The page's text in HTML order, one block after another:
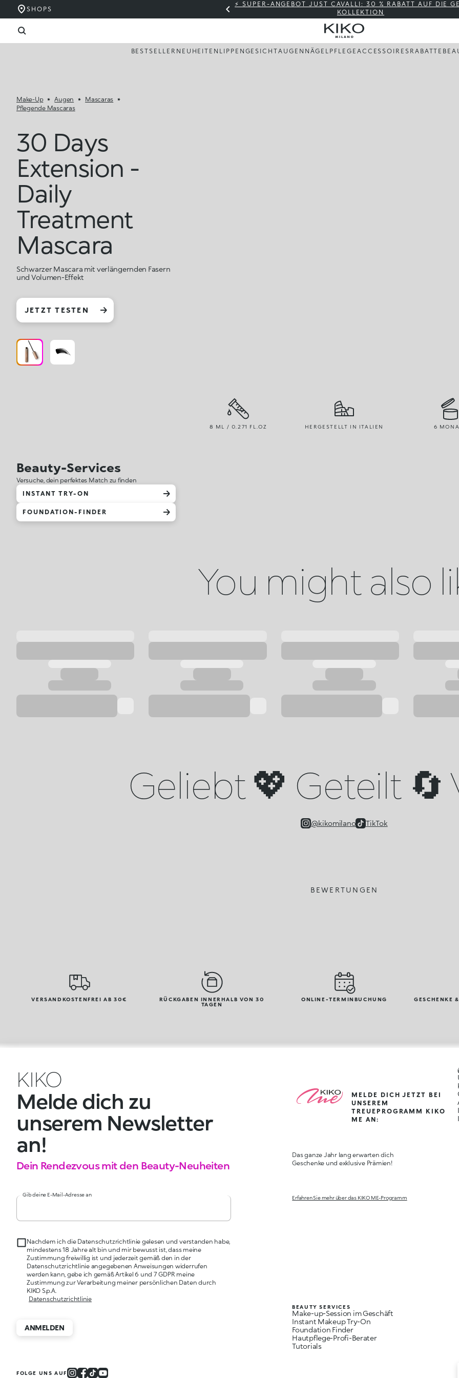
SHOPS
⚡ SUPER-ANGEBOT JUST CAVALLI: 30 % RABATT AUF DIE
KOLLEKTION
BESTSELLER NEUHEITEN LIPPEN GESICHTAUGEN NÄGEL PFLEGE ACCESSOIRES RABATTE
Make-Up Augen
Mascaras
Pflegende Mascaras
30 Days
Extension -
Daily
Treatment
Mascara
Schwarzer Mascara mit verlängernden Fasern
und Volumen-Effekt
JETZT TESTEN
8 ML / 0.271 FL.OZ HERGESTELLT IN ITALIEN 6
Beauty-Services
Versuche, dein perfektes Match zu finden
INSTANT TRY-ON
FOUNDATION-FINDER
You might also
Geliebt 💖 Geteilt 🔄
@kikomilano TikTok
BEWERTUNGEN
VERSANDKOSTENFREI AB 30€
RÜCKGABEN INNERHALB VON 30
TAGEN
ONLINE-TERMINBUCHUNG GESCHENKE
KIKO
Melde dich zu
unserem Newsletter
an!
Dein Rendezvous mit den Beauty-Neuheiten
Gib deine E-Mail-Adresse an
Nachdem ich die Datenschutzrichtlinie gelesen und verstanden habe,
mindestens 18 Jahre alt bin und mir bewusst ist, dass meine
Zustimmung freiwillig ist und jederzeit gemäß den in der
Datenschutzrichtlinie angegebenen Anweisungen widerrufen
werden kann, gebe ich gemäß Artikel 6 und 7 GDPR meine
Zustimmung zur Verarbeitung meiner persönlichen Daten durch
KIKO S.p.A.
Datenschutzrichtlinie
ANMELDEN
MELDE DICH JETZT BEI
UNSEREM
TREUEPROGRAMM KIKO
ME AN:
Das ganze Jahr lang erwarten dich
Geschenke und exklusive Prämien!
Erfahren Sie mehr über das KIKO ME-Programm
BEAUTY SERVICES
Make-up-Session im Geschäft
Instant Makeup Try-On
Foundation Finder
Hautpflege-Profi-Berater
Tutorials
FOLGE UNS AUF